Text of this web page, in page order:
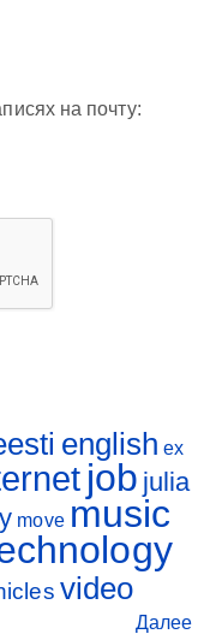
на почту:
english ex
job julia
move music
video
Далее